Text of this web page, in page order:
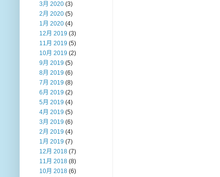
3月 2020 (3)
2月 2020 (5)
1月 2020 (4)
12月 2019 (3)
11月 2019 (5)
10月 2019 (2)
9月 2019 (5)
8月 2019 (6)
7月 2019 (8)
6月 2019 (2)
5月 2019 (4)
4月 2019 (5)
3月 2019 (6)
2月 2019 (4)
1月 2019 (7)
12月 2018 (7)
11月 2018 (8)
10月 2018 (6)